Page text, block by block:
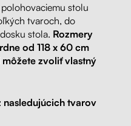
stolu
tvaroch, do
stola. Rozmery
od 118 x 60 cm
zvoliť vlastný
nasledujúcich tvarov